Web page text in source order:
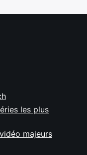
les plus
majeurs